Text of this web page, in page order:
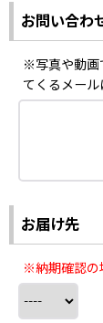
お問い合わ
※写真や動画
てくるメー
お届け先
※納期確認の